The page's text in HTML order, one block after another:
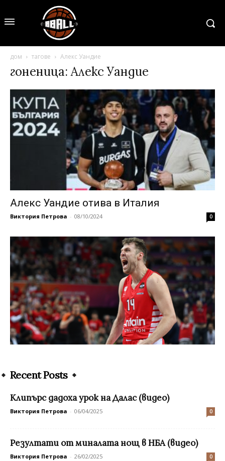
дом тагове Алекс Уандие
гоненица: Алекс Уандие
Алекс Уандие отива в Италия
Виктория Петрова - 08/10/2024 0
Recent Posts
Клипърс дадоха урок на Далас (видео)
Виктория Петрова - 06/04/2025 0
Резултати от миналата нощ в НБА (видео)
Виктория Петрова - 26/02/2025 0